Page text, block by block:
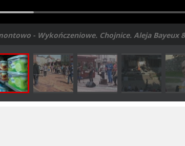
- Wykończeniowe. Chojnice. Aleja Bayeux